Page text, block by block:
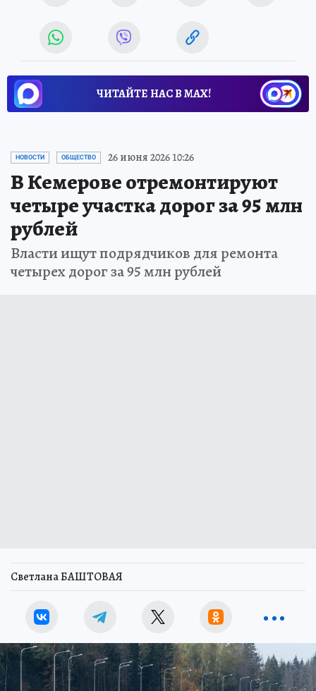
ЧИТАЙТЕ НАС В МАХ!
НОВОСТИ ОБЩЕСТВО 26 июня 2026 10:26
В Кемерове отремонтируют
четыре участка дорог за 95 млн
рублей
Власти ищут подрядчиков для ремонта
четырех дорог за 95 млн рублей
Светлана БАШТОВАЯ